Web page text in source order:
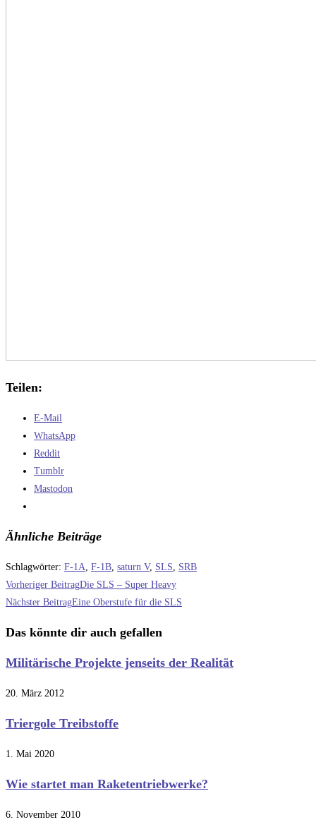
Teilen:
E-Mail
WhatsApp
Reddit
Tumblr
Mastodon
Ähnliche Beiträge
Schlagwörter: F-1A, F-1B, saturn V, SLS, SRB
Weitere
Artikel
ansehen
Vorheriger BeitragDie SLS – Super Heavy
Nächster BeitragEine Oberstufe für die SLS
Das könnte dir auch gefallen
Militärische Projekte jenseits der Realität
20. März 2012
Triergole Treibstoffe
1. Mai 2020
Wie startet man Raketentriebwerke?
6. November 2010